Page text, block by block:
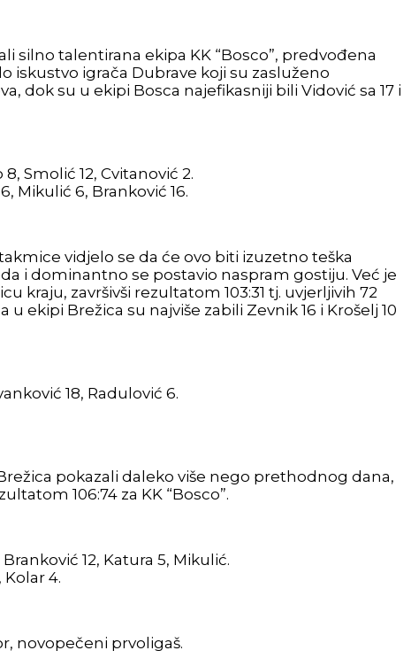
silno talentirana ekipa KK “Bosco”, predvođena
igrača Dubrave koji su zasluženo
dok su u ekipi Bosca najefikasniji bili Vidović sa 17 i
Smolić 12, Cvitanović 2.
Mikulić 6, Branković 16.
vidjelo se da će ovo biti izuzetno teška
i dominantno se postavio naspram gostiju. Već je
kraju, završivši rezultatom 103:31 tj. uvjerljivih 72
ekipi Brežica su najviše zabili Zevnik 16 i Krošelj 10
18, Radulović 6.
pokazali daleko više nego prethodnog dana,
106:74 za KK “Bosco”.
Branković 12, Katura 5, Mikulić.
Kolar 4.
novopečeni prvoligaš.